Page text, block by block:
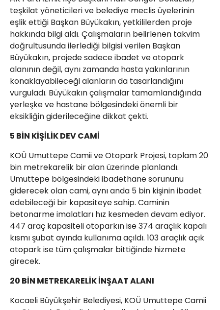
teşkilat yöneticileri ve belediye meclis üyelerinin
eşlik ettiği Başkan Büyükakın, yetkililerden proje
hakkında bilgi aldı. Çalışmaların belirlenen takvim
doğrultusunda ilerlediği bilgisi verilen Başkan
Büyükakın, projede sadece ibadet ve otopark
alanının değil, aynı zamanda hasta yakınlarının
konaklayabileceği alanların da tasarlandığını
vurguladı. Büyükakın çalışmalar tamamlandığında
yerleşke ve hastane bölgesindeki önemli bir
eksikliğin giderileceğine dikkat çekti.
5 BİN KİŞİLİK DEV CAMİ
KOÜ Umuttepe Camii ve Otopark Projesi, toplam 20
bin metrekarelik bir alan üzerinde planlandı.
Umuttepe bölgesindeki ibadethane sorununu
giderecek olan cami, aynı anda 5 bin kişinin ibadet
edebileceği bir kapasiteye sahip. Caminin
betonarme imalatları hız kesmeden devam ediyor.
447 araç kapasiteli otoparkın ise 374 araçlık kapalı
kısmı şubat ayında kullanıma açıldı. 103 araçlık açık
otopark ise tüm çalışmalar bittiğinde hizmete
girecek.
20 BİN METREKARELİK İNŞAAT ALANI
Kocaeli Büyükşehir Belediyesi, KOÜ Umuttepe Camii